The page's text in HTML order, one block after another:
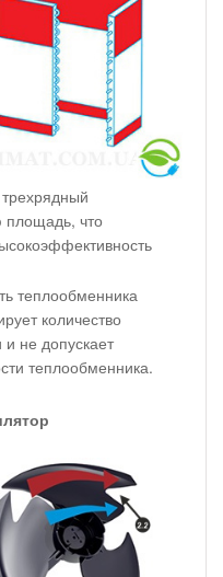
площадь, что
теплообменника
количество
и не допускает
теплообменника.